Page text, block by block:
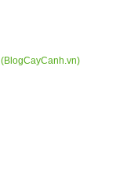
(BlogCayCanh.vn)